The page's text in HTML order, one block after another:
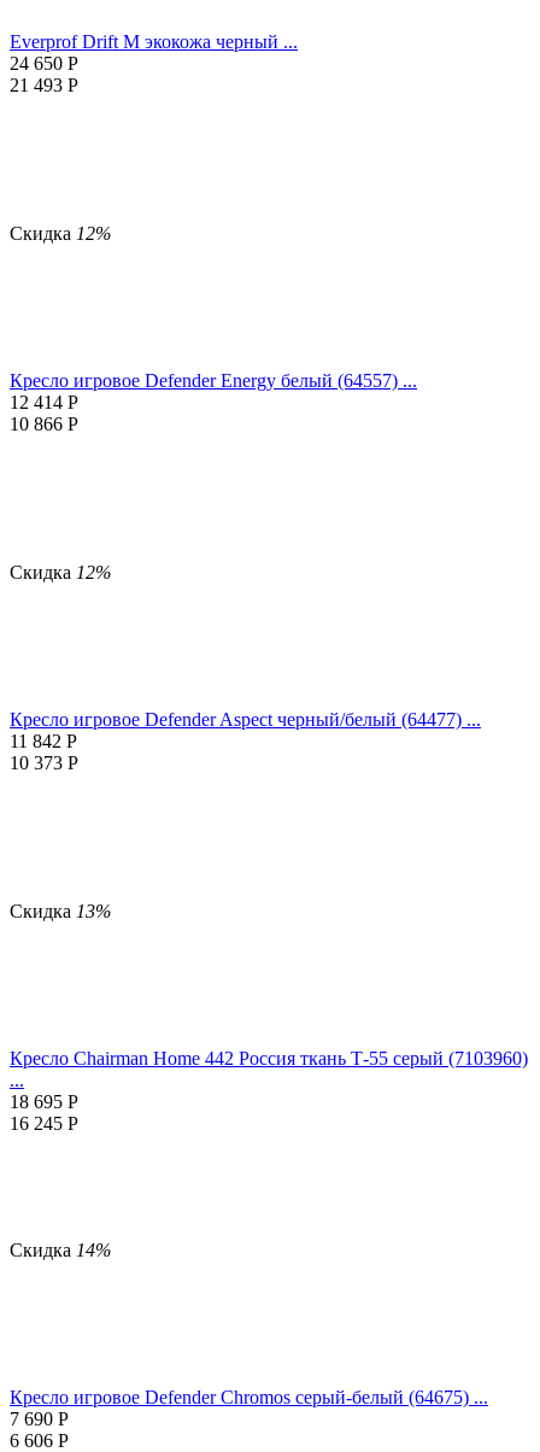
Everprof Drift M экокожа черный ...
24 650 Р
21 493 Р
Скидка 12%
Кресло игровое Defender Energy белый (64557) ...
12 414 Р
10 866 Р
Скидка 12%
Кресло игровое Defender Aspect черный/белый (64477) ...
11 842 Р
10 373 Р
Скидка 13%
Кресло Chairman Home 442 Россия ткань Т-55 серый (7103960)
...
18 695 Р
16 245 Р
Скидка 14%
Кресло игровое Defender Chromos серый-белый (64675) ...
7 690 Р
6 606 Р